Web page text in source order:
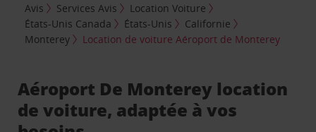
Avis Services Avis
Location Voiture
États-Unis Canada
États-Unis
Californie
Monterey
Location de voiture Aéroport de Monterey
Aéroport De Monterey location
de voiture, adaptée à vos